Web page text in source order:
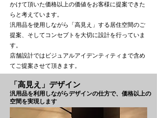
かけて頂いた価格以上の価値をお客様に提案できた
らと考えています。
汎用品を使用しながら「高見え」する居住空間のご
提案、そしてコンセプトを大切に設計を行っていま
す。
店舗設計ではビジュアルアイデンティティまで含め
てご提案させて頂きます。
「高見え」デザイン
汎用品を利用しながらデザインの仕方で、価格以上の
空間を実現します